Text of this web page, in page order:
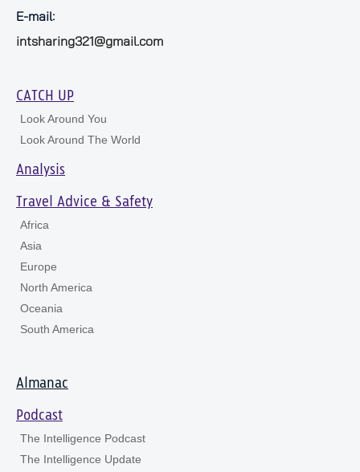
E-mail:
intsharing321@gmail.com
CATCH UP
Look Around You
Look Around The World
Analysis
Travel Advice & Safety
Africa
Asia
Europe
North America
Oceania
South America
Almanac
Podcast
The Intelligence Podcast
The Intelligence Update